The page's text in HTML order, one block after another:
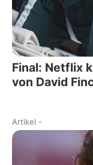
Final: Netflix
von David
Artikel -